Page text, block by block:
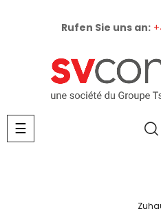
Rufen Sie uns an:
Umschalten
der
☰